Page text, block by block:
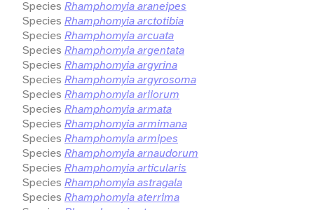
Species Rhamphomyia araneipes
Species Rhamphomyia arctotibia
Species Rhamphomyia arcuata
Species Rhamphomyia argentata
Species Rhamphomyia argyrina
Species Rhamphomyia argyrosoma
Species Rhamphomyia ariiorum
Species Rhamphomyia armata
Species Rhamphomyia armimana
Species Rhamphomyia armipes
Species Rhamphomyia arnaudorum
Species Rhamphomyia articularis
Species Rhamphomyia astragala
Species Rhamphomyia aterrima